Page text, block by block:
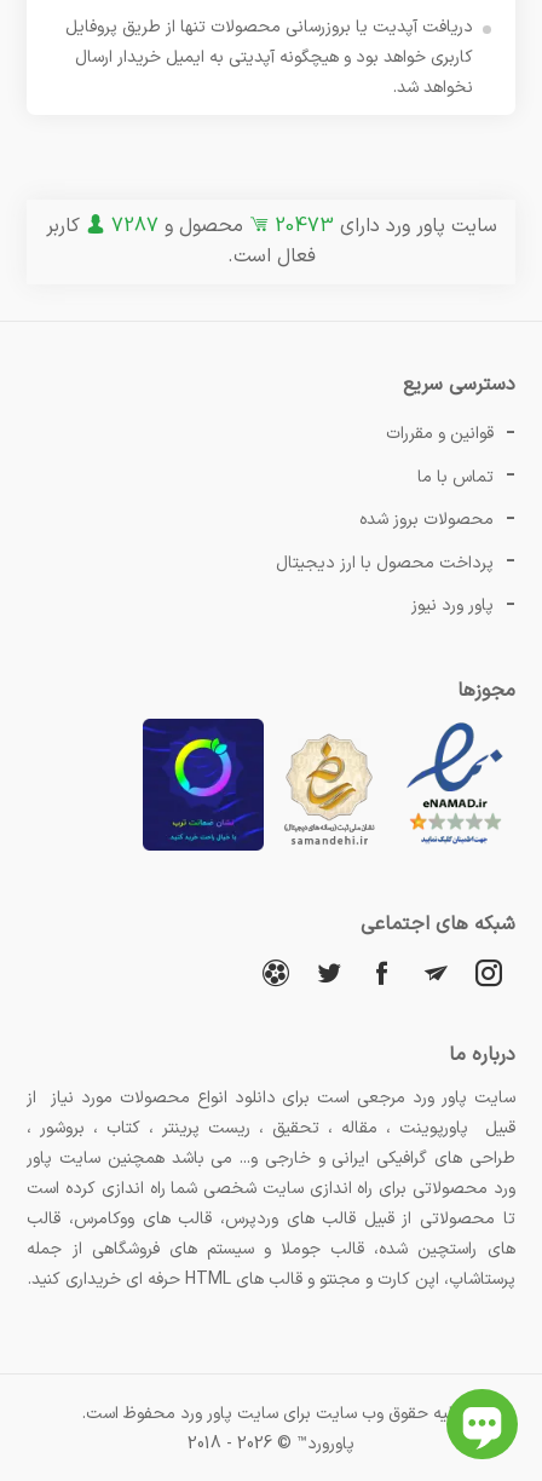
دریافت آپدیت یا بروزرسانی محصولات تنها از طریق پروفایل
کاربری خواهد بود و هیچگونه آپدیتی به ایمیل خریدار ارسال
نخواهد شد.
سایت پاور ورد دارای 20473 محصول و7287
کاربر
فعال است.
دسترسی سریع
قوانین و مقررات
تماس با ما
محصولات بروز شده
پرداخت محصول با ارز دیجیتال
پاور ورد نیوز
مجوزها
شبکه های اجتماعی
درباره ما
سایت پاور ورد مرجعی است برای دانلود انواع محصولات مورد نیاز از
قبیل پاورپوینت ، مقاله ، تحقیق ، ریست پرینتر ، کتاب ، بروشور ،
طراحی های گرافیکی ایرانی و خارجی و... می باشد همچنین سایت پاور
ورد محصولاتی برای راه اندازی سایت شخصی شما راه اندازی کرده است
تا محصولاتی از قبیل قالب های وردپرس، قالب های ووکامرس، قالب
های راستچین شده، قالب جوملا و سیستم های فروشگاهی از جمله
پرستاشاپ، اپن کارت و مجنتو و قالب های HTML حرفه ای خریداری کنید.
کلیه حقوق وب سایت برای سایت پاور ورد محفوظ است.
پاورورد™ © 2026 - 2018